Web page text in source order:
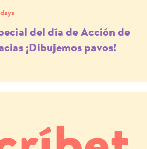
del día de Acción de
¡Dibujemos pavos!